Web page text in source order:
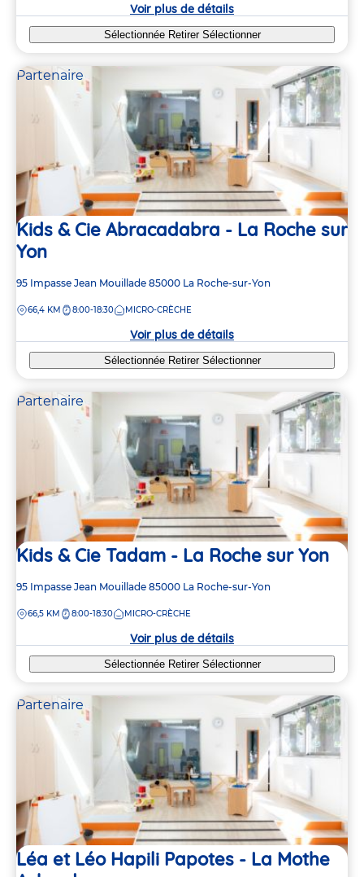
Voir plus de détails
Sélectionnée Retirer Sélectionner
Partenaire
Kids & Cie Abracadabra - La Roche sur
Yon
Adresse
la
95 Impasse Jean Mouillade 85000 La Roche-sur-Yon
DISTANCE
66,4 KM 8:00-18:30 MICRO-CRÈCHE
Voir plus de détails
Sélectionnée Retirer Sélectionner
Partenaire
Kids & Cie Tadam - La Roche sur Yon
Adresse
la
95 Impasse Jean Mouillade 85000 La Roche-sur-Yon
DISTANCE
66,5 KM 8:00-18:30 MICRO-CRÈCHE
Voir plus de détails
Sélectionnée Retirer Sélectionner
Partenaire
Léa et Léo Hapili Papotes - La Mothe